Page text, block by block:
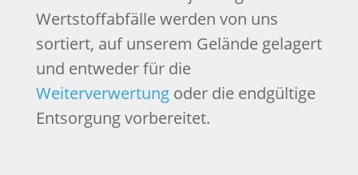
Wertstoffabfälle werden von uns
sortiert, auf unserem Gelände gelagert
und entweder für die
Weiterverwertungoder die endgültige
Entsorgung vorbereitet.